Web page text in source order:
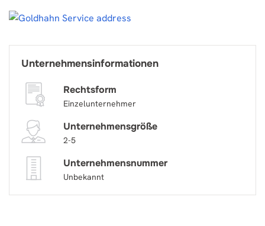
Unternehmensinformationen
Rechtsform
Einzelunternehmer
Unternehmensgröße
2-5
Unternehmensnummer
Unbekannt